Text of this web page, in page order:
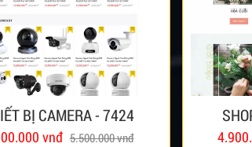
BỊ CAMERA - 7424
vnđ 5.500.000 vnđ